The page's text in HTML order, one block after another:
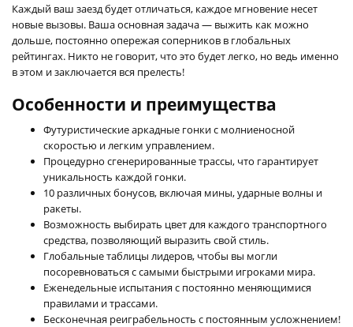
Каждый ваш заезд будет отличаться, каждое мгновение несет
новые вызовы. Ваша основная задача — выжить как можно
дольше, постоянно опережая соперников в глобальных
рейтингах. Никто не говорит, что это будет легко, но ведь именно
в этом и заключается вся прелесть!
Особенности и преимущества
Футуристические аркадные гонки с молниеносной
скоростью и легким управлением.
Процедурно сгенерированные трассы, что гарантирует
уникальность каждой гонки.
10 различных бонусов, включая мины, ударные волны и
ракеты.
Возможность выбирать цвет для каждого транспортного
средства, позволяющий выразить свой стиль.
Глобальные таблицы лидеров, чтобы вы могли
посоревноваться с самыми быстрыми игроками мира.
Еженедельные испытания с постоянно меняющимися
правилами и трассами.
Бесконечная реиграбельность с постоянным усложнением!